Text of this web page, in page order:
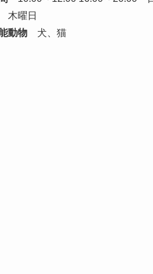
木曜日
動物 犬、猫